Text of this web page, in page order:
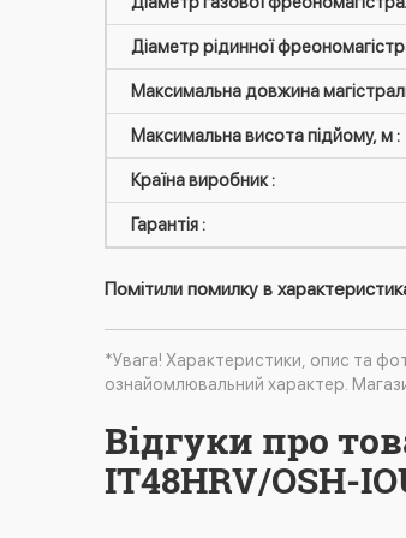
Діаметр рідинної
Максимальна довжина
Максимальна висота підйому, м :
Країна виробник :
Гарантія :
Помітили помилку в
*Увага! Характеристики, опис та
ознайомлювальний характер.
Відгуки про
IT48HRV/OSH-